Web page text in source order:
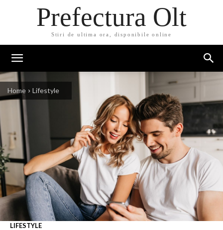
Prefectura Olt
Stiri de ultima ora, disponibile online
Home Lifestyle
LIFESTYLE